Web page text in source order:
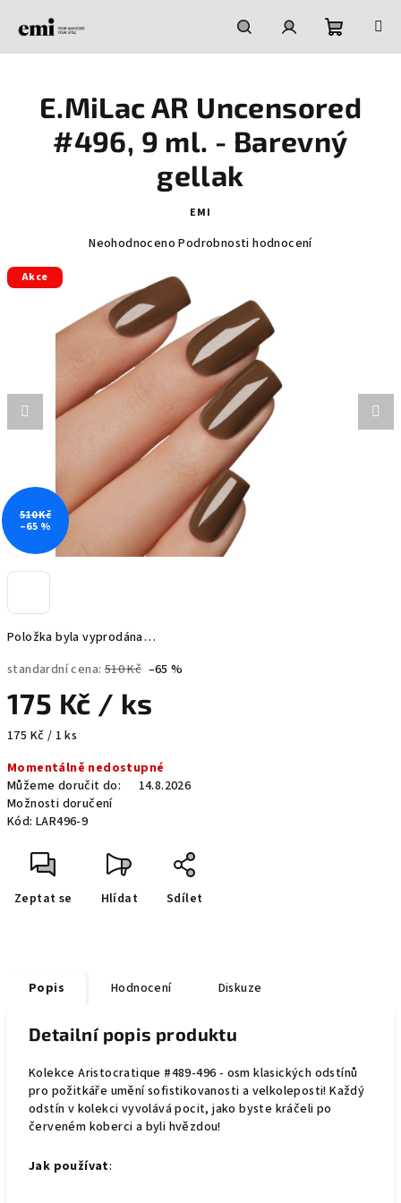
HledatPřihlášeníNákupní
košík
Položka byla vyprodána…
standardní cena: 510 Kč –65 %
175 Kč / ks
Měrná
175 Kč / 1 ks
Momentálně nedostupné
Můžeme doručit do:
14.8.2026
Možnosti doručení
Kód: LAR496-9
Zeptat se Hlídat Sdílet
E.MiLac AR Uncensored
#496, 9 ml. - Barevný
gellak
EMI
Průměrné
0,0
hvězdiček.
Neohodnoceno Podrobnosti hodnocení
Akce
510 Kč
–65 %
Popis Hodnocení Diskuze
Detailní popis produktu
Kolekce Aristocratique #489-496 - osm klasických odstínů
pro požitkáře umění sofistikovanosti a velkoleposti! Každý
odstín v kolekci vyvolává pocit, jako byste kráčeli po
červeném koberci a byli hvězdou!
Jak používat: